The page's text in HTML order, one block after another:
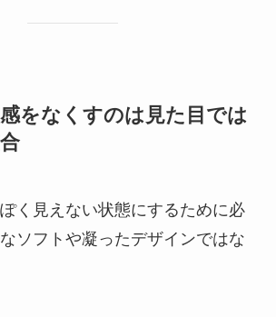
をなくすのは見た目では
く見えない状態にするために必
ソフトや凝ったデザインではな